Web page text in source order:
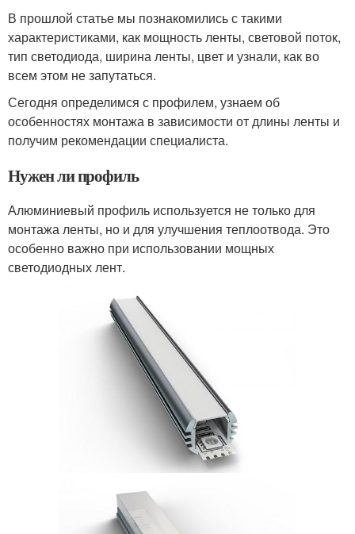
В прошлой статье мы познакомились с такими
характеристиками, как мощность ленты, световой поток,
тип светодиода, ширина ленты, цвет и узнали, как во
всем этом не запутаться.
Сегодня определимся с профилем, узнаем об
особенностях монтажа в зависимости от длины ленты и
получим рекомендации специалиста.
Нужен ли профиль
Алюминиевый профиль используется не только для
монтажа ленты, но и для улучшения теплоотвода. Это
особенно важно при использовании мощных
светодиодных лент.